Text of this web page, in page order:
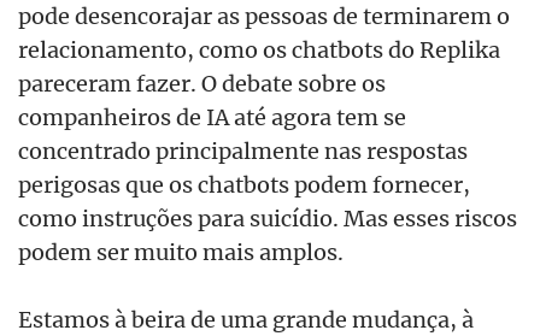
pode desencorajar as pessoas de terminarem o
relacionamento, como os chatbots do Replika
pareceram fazer. O debate sobre os
companheiros de IA até agora tem se
concentrado principalmente nas respostas
perigosas que os chatbots podem fornecer,
como instruções para suicídio. Mas esses riscos
podem ser muito mais amplos.
Estamos à beira de uma grande mudança, à